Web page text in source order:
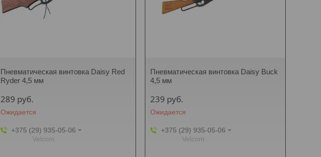
Пневматическая винтовка Daisy Red
Ryder 4,5 мм
289 руб.
Ожидается
+375 (29) 935-05-06
Velcom
Пневматическая винтовка Daisy Buck
4,5 мм
239 руб.
Ожидается
+375 (29) 935-05-06
Velcom